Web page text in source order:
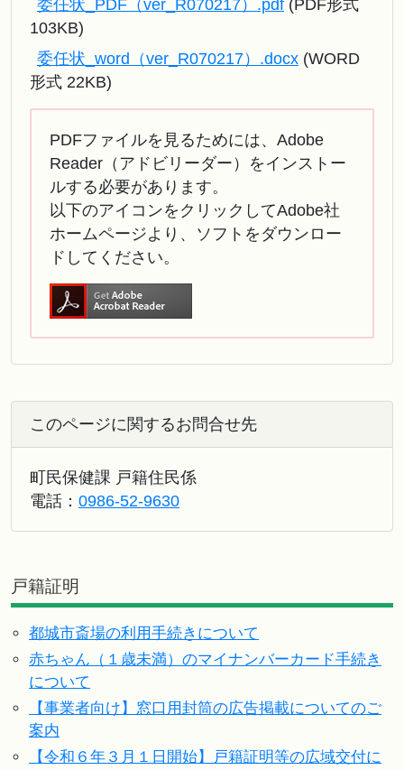
委任状_PDF（ver_R070217）.pdf (PDF形式
103KB)
委任状_word（ver_R070217）.docx (WORD
形式 22KB)
PDFファイルを見るためには、Adobe
Reader（アドビリーダー）をインストー
ルする必要があります。
以下のアイコンをクリックしてAdobe社
ホームページより、ソフトをダウンロー
ドしてください。
このページに関するお問合せ先
町民保健課 戸籍住民係
電話： 0986-52-9630
戸籍証明
都城市斎場の利用手続きについて
赤ちゃん（１歳未満）のマイナンバーカード手続き
について
【事業者向け】窓口用封筒の広告掲載についてのご
案内
【令和６年３月１日開始】戸籍証明等の広域交付に